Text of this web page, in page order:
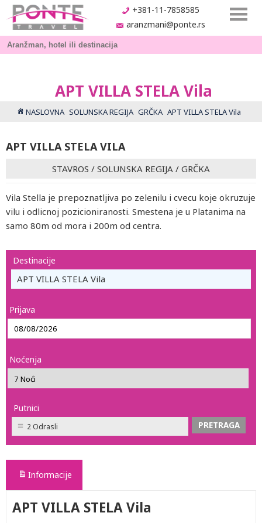
+381-11-7858585
aranzmani@ponte.rs
APT VILLA STELA Vila
NASLOVNA SOLUNSKA REGIJA GRČKA APT VILLA STELA Vila
APT VILLA STELA VILA
STAVROS / SOLUNSKA REGIJA / GRČKA
Vila Stella je prepoznatljiva po zelenilu i cvecu koje okruzuje
vilu i odlicnoj pozicioniranosti. Smestena je u Platanima na
samo 80m od mora i 200m od centra.
Destinacije
APT VILLA STELA Vila
Prijava
Noćenja
Putnici
2 Odrasli
Informacije
APT VILLA STELA Vila